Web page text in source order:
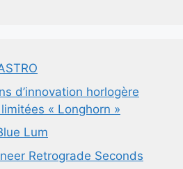
d’innovation horlogère
« Longhorn »
Lum
Retrograde Seconds